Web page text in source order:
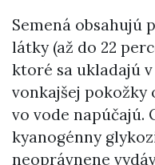
Semená obsahujú
látky (až do 22
ktoré sa ukladajú
vonkajšej pokožky
vo vode napúčajú.
kyanogénny
neoprávnene